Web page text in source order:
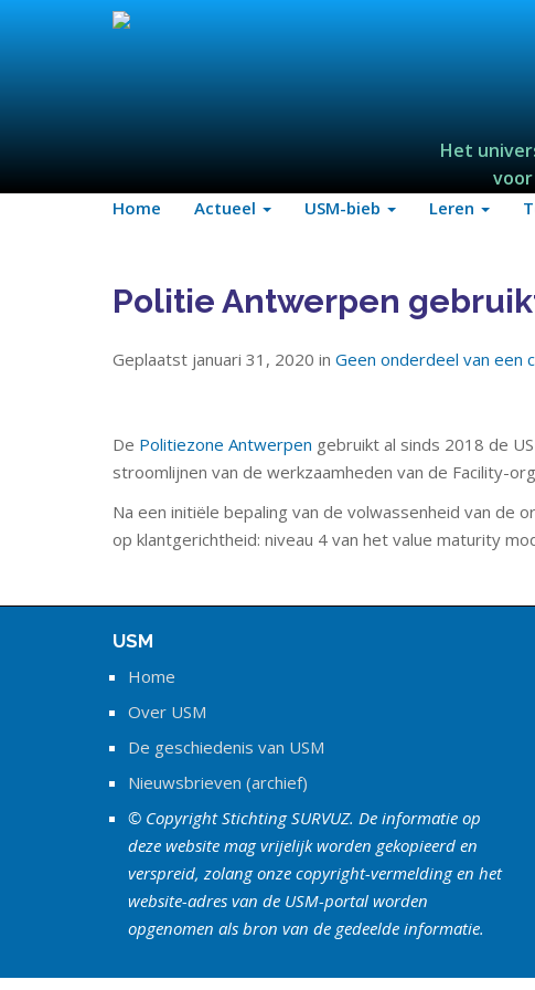
Het
Home Actueel USM-bieb Leren
Politie Antwerpen
Geplaatst januari 31, 2020 in Geen onderdeel van een
De Politiezone Antwerpen gebruikt al sinds 2018 de
stroomlijnen van de werkzaamheden van de Facility-
Na een initiële bepaling van de volwassenheid van
op klantgerichtheid: niveau 4 van het value maturity
USM
Home
Over USM
De geschiedenis van USM
Nieuwsbrieven (archief)
© Copyright Stichting SURVUZ. De informatie op
deze website mag vrijelijk worden gekopieerd en
verspreid, zolang onze copyright-vermelding en het
website-adres van de USM-portal worden
opgenomen als bron van de gedeelde informatie.